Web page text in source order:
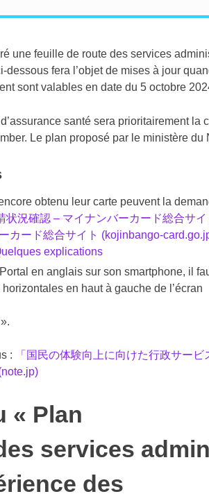
une feuille de route des services
dessous fera l’objet de mises à jour
sont valables en date du 5 octobre
santé sera prioritairement la
Le plan proposé par le ministère du
obtenu leur carte peuvent la
状況確認 – マイナンバーカード総合サ
カード総合サイト (kojinbango-
explications
en anglais sur son smartphone, il
en haut à gauche de l’écran
:
「国民の体験向上に向けた行政サー
« Plan
services
des